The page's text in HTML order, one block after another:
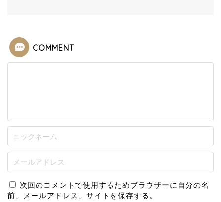
COMMENT
次回のコメントで使用するためブラウザーに自分の名
前、メールアドレス、サイトを保存する。